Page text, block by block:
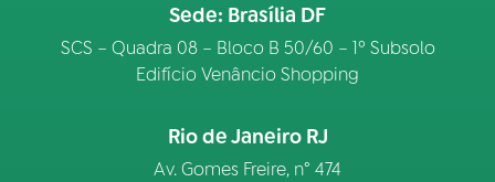
Sede: Brasília DF
SCS – Quadra 08 – Bloco B 50/60 – 1º Subsolo
Edifício Venâncio Shopping
Rio de Janeiro RJ
Av. Gomes Freire, n° 474